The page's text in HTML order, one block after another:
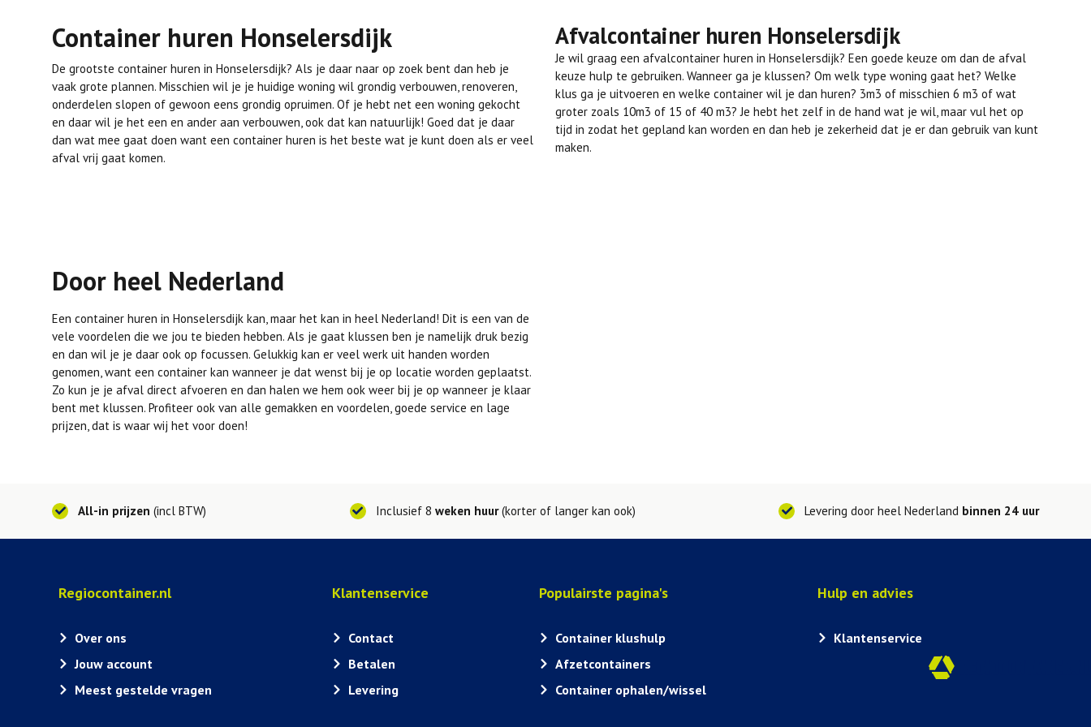
Container huren Honselersdijk
De grootste container huren in Honselersdijk? Als je daar naar op zoek bent dan heb je
vaak grote plannen. Misschien wil je je huidige woning wil grondig verbouwen, renoveren,
onderdelen slopen of gewoon eens grondig opruimen. Of je hebt net een woning gekocht
en daar wil je het een en ander aan verbouwen, ook dat kan natuurlijk! Goed dat je daar
dan wat mee gaat doen want een container huren is het beste wat je kunt doen als er veel
afval vrij gaat komen.
Afvalcontainer huren Honselersdijk
Je wil graag een afvalcontainer huren in Honselersdijk? Een goede keuze om dan de afval
keuze hulp te gebruiken. Wanneer ga je klussen? Om welk type woning gaat het? Welke
klus ga je uitvoeren en welke container wil je dan huren? 3m3 of misschien 6 m3 of wat
groter zoals 10m3 of 15 of 40 m3? Je hebt het zelf in de hand wat je wil, maar vul het op
tijd in zodat het gepland kan worden en dan heb je zekerheid dat je er dan gebruik van kunt
maken.
Door heel Nederland
Een container huren in Honselersdijk kan, maar het kan in heel Nederland! Dit is een van de
vele voordelen die we jou te bieden hebben. Als je gaat klussen ben je namelijk druk bezig
en dan wil je je daar ook op focussen. Gelukkig kan er veel werk uit handen worden
genomen, want een container kan wanneer je dat wenst bij je op locatie worden geplaatst.
Zo kun je je afval direct afvoeren en dan halen we hem ook weer bij je op wanneer je klaar
bent met klussen. Profiteer ook van alle gemakken en voordelen, goede service en lage
prijzen, dat is waar wij het voor doen!
All-in prijzen (incl BTW) Inclusief 8 weken huur(korter of langer kan ook) Levering door heel Nederland binnen 24 uur
Regiocontainer.nl
Over ons
Jouw account
Meest gestelde vragen
Klantenservice
Contact
Betalen
Levering
Populairste pagina's
Container klushulp
Afzetcontainers
Container ophalen/wissel
Hulp en advies
Klantenservice